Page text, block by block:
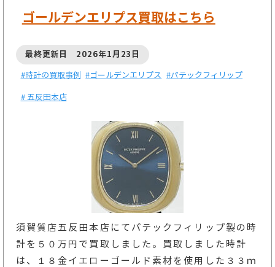
ゴールデンエリプス買取はこちら
最終更新日 2026年1月23日
#時計の買取事例
#ゴールデンエリプス #パテックフィリップ
# 五反田本店
須賀質店五反田本店にてパテックフィリップ製の時
計を５０万円で買取しました。買取しました時計
は、１８金イエローゴールド素材を使用した３３ｍ